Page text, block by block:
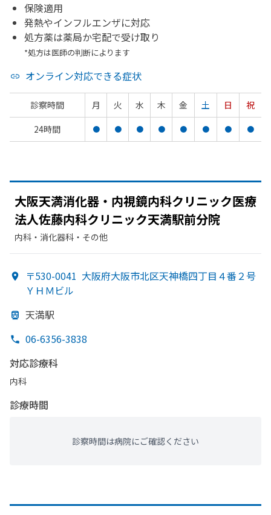
保険適用
発熱やインフルエンザに対応
処方薬は薬局か宅配で受け取り
*処方は医師の判断によります
オンライン対応できる症状
診察時間 月 火 水 木 金 土 日
祝
24時間
● ● ● ● ● ● ● ●
大阪天満消化器・内視鏡内科クリニック医療
法人佐藤内科クリニック天満駅前分院
内科・​消化器科・​その他
〒530-0041 大阪府大阪市北区天神橋四丁目４番２号
ＹＨＭビル
天満駅
06-6356-3838
対応診療科
内科
診療時間
診察時間は病院にご確認ください